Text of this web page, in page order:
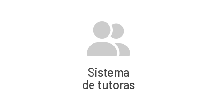
Sistema
de tutoras